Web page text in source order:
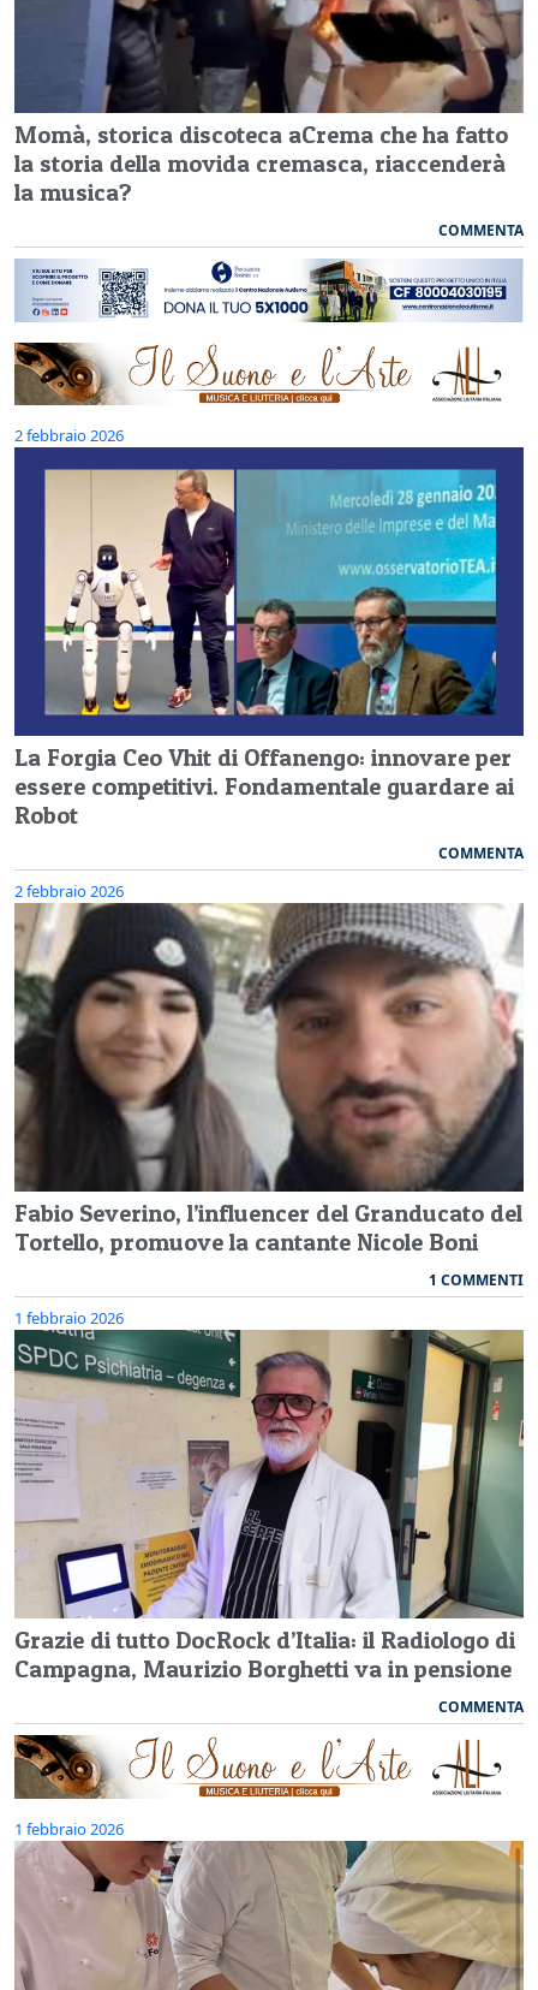
Momà, storica discoteca aCrema che ha fatto
la storia della movida cremasca, riaccenderà
la musica?
COMMENTA
2 febbraio 2026
La Forgia Ceo Vhit di Offanengo: innovare per
essere competitivi. Fondamentale guardare ai
Robot
COMMENTA
2 febbraio 2026
Fabio Severino, l’influencer del Granducato del
Tortello, promuove la cantante Nicole Boni
1 COMMENTI
1 febbraio 2026
Grazie di tutto DocRock d’Italia: il Radiologo di
Campagna, Maurizio Borghetti va in pensione
COMMENTA
1 febbraio 2026